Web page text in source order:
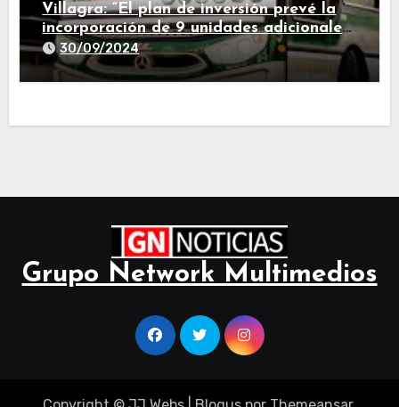
Villagra: “El plan de inversión prevé la
incorporación de 9 unidades adicionales
para 2025″
30/09/2024
Grupo Network Multimedios